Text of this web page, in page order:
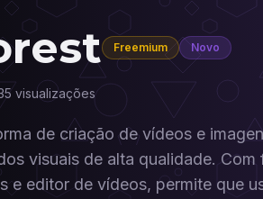
Freemium Novo
visualizações
de criação de vídeos e
visuais de alta qualidade.
e editor de vídeos, permite que